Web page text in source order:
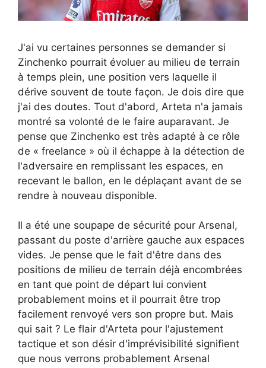
J'ai vu certaines personnes se demander si
Zinchenko pourrait évoluer au milieu de terrain
à temps plein, une position vers laquelle il
dérive souvent de toute façon. Je dois dire que
j'ai des doutes. Tout d'abord, Arteta n'a jamais
montré sa volonté de le faire auparavant. Je
pense que Zinchenko est très adapté à ce rôle
de « freelance » où il échappe à la détection de
l'adversaire en remplissant les espaces, en
recevant le ballon, en le déplaçant avant de se
rendre à nouveau disponible.
Il a été une soupape de sécurité pour Arsenal,
passant du poste d'arrière gauche aux espaces
vides. Je pense que le fait d'être dans des
positions de milieu de terrain déjà encombrées
en tant que point de départ lui convient
probablement moins et il pourrait être trop
facilement renvoyé vers son propre but. Mais
qui sait ? Le flair d'Arteta pour l'ajustement
tactique et son désir d'imprévisibilité signifient
que nous verrons probablement Arsenal